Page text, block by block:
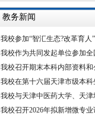
教务新闻
我校参加“智汇生态?改革育人
我校作为共同发起单位参加
我校召开期末本科内部资料
我校在第十六届天津市级本
我校与天津中医药大学、
我校召开2026年拟新增微专